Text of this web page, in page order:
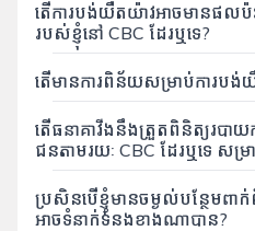
តើការបង់យឺតយ៉ាវអាចមានផល
របស់ខ្ញុំនៅ CBC ដែរឬទេ?
តើមានការពិន័យសម្រាប់ការបង់
តើធនាគាវីងនឹងត្រួតពិនិត្យរ
ជនតាមរយៈ CBC ដែរឬទេ សម្
ប្រសិនបើខ្ញុំមានចម្ងល់បន្ថែមព
អាចទំនាក់ទំនងខាងណាបាន?